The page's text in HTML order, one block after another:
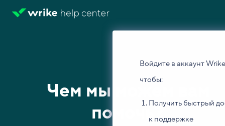
Войдите в аккаунт
чтобы:
Получить быстрый
к поддержке
Чем мы можем вам
помочь?